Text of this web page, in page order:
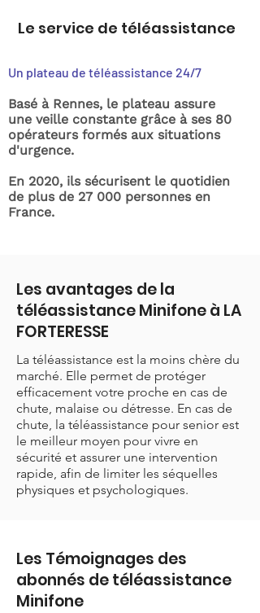
Le service de téléassistance
Un plateau de téléassistance 24/7
Basé à Rennes, le plateau assure
une veille constante grâce à ses 80
opérateurs formés aux situations
d'urgence.
En 2020, ils sécurisent le quotidien
de plus de 27 000 personnes en
France.
Les avantages de la
téléassistance Minifone à LA
FORTERESSE
La téléassistance est la moins chère du
marché. Elle permet de protéger
efficacement votre proche en cas de
chute, malaise ou détresse. En cas de
chute, la téléassistance pour senior est
le meilleur moyen pour vivre en
sécurité et assurer une intervention
rapide, afin de limiter les séquelles
physiques et psychologiques.
Les Témoignages des
abonnés de téléassistance
Minifone